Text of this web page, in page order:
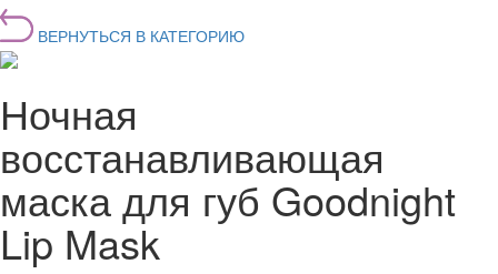
ВЕРНУТЬСЯ В КАТЕГОРИЮ
Ночная
восстанавливающая
маска для губ Goodnight
Lip Mask